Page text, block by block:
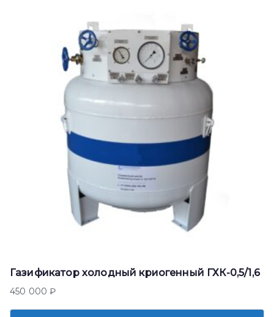
Газификатор холодный криогенный ГХК-0,5/1,6
450 000₽